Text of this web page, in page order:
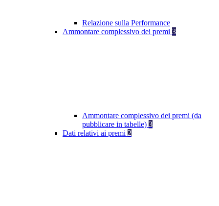
Relazione sulla Performance
Ammontare complessivo dei premi 3
Ammontare complessivo dei premi (da
pubblicare in tabelle) 3
Dati relativi ai premi 2